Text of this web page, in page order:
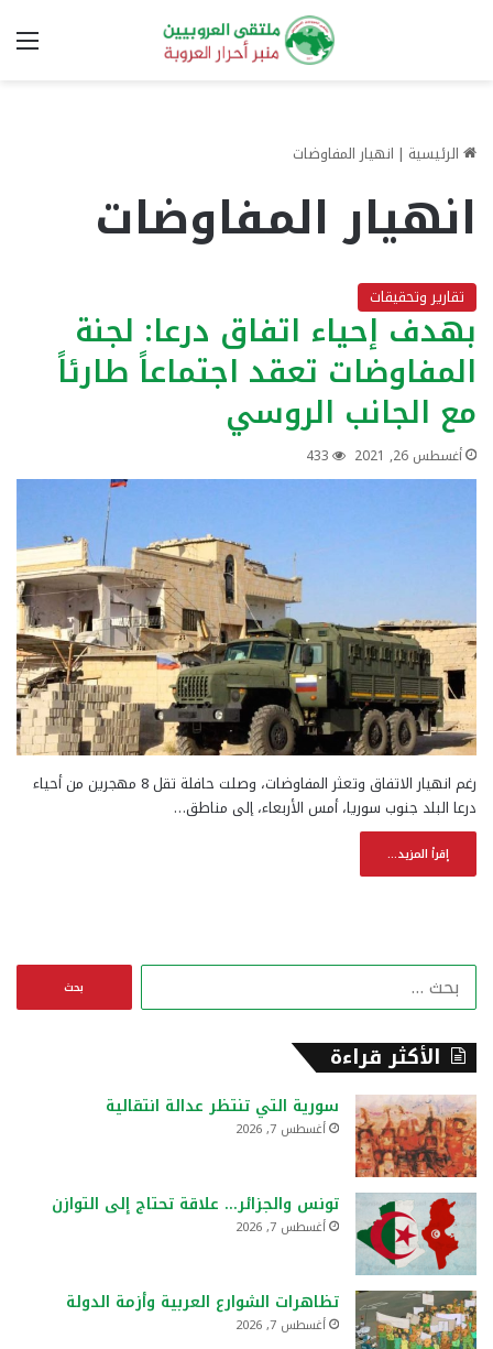
الرئيسية | انهيار المفاوضات
انهيار المفاوضات
تقارير وتحقيقات
بهدف إحياء اتفاق درعا: لجنة
المفاوضات تعقد اجتماعاً طارئاً
مع الجانب الروسي
أغسطس 26, 2021 433
رغم انهيار الاتفاق وتعثر المفاوضات، وصلت حافلة تقل 8 مهجرين من أحياء
درعا البلد جنوب سوريا، أمس الأربعاء، إلى مناطق…
إقرأ المزيد...
ن
الأكثر قراءة
سورية التي تنتظر عدالة انتقالية
أغسطس 7, 2026
تونس والجزائر… علاقة تحتاج إلى التوازن
أغسطس 7, 2026
تظاهرات الشوارع العربية وأزمة الدولة
أغسطس 7, 2026